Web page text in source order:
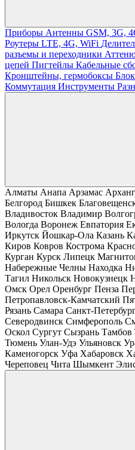
Приборы Антенны GSM, 3G,
Роутеры LTE, 4G, WiFi
разъемы и переходники
цепей Пигтейлы Кабельные
Кронштейны, гермобоксы
Коммутация Инструменты
Алматы Анапа Арзамас
Белгород Бишкек
Владивосток Владимир
Вологда Воронеж Евпатория
Иркутск Йошкар-Ола Казань
Киров Ковров Кострома
Курган Курск Липецк
Набережные Челны Находка
Тагил Никольск Новокузнецк
Омск Орел Оренбург Пенза
Петропавловск-Камчатский
Рязань Самара Санкт-
Северодвинск Симферополь
Оскол Сургут Сызрань Тамбов
Тюмень Улан-Удэ Ульяновск
Каменогорск Уфа Хабаровск
Череповец Чита Шымкент